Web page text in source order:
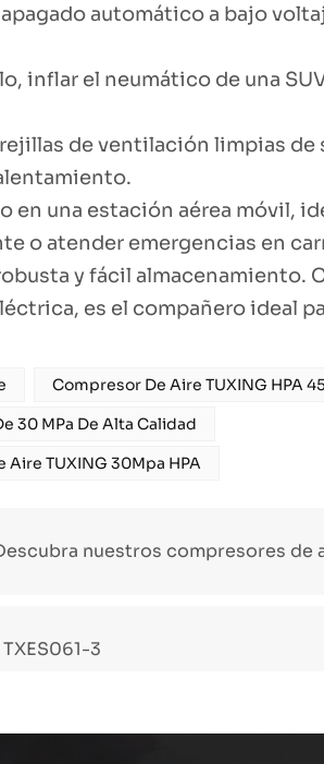
automático a bajo
inflar el neumático de una
de ventilación limpias de
una estación aérea móvil,
o atender emergencias en
y fácil almacenamiento.
es el compañero ideal
Compresor De Aire TUXING HPA
30 MPa De Alta Calidad
Aire TUXING 30Mpa HPA
nuestros compresores de
3